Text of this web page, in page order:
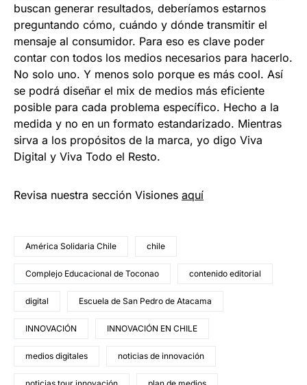
buscan generar resultados, deberíamos estarnos
preguntando cómo, cuándo y dónde transmitir el
mensaje al consumidor. Para eso es clave poder
contar con todos los medios necesarios para hacerlo.
No solo uno. Y menos solo porque es más cool. Así
se podrá diseñar el mix de medios más eficiente
posible para cada problema específico. Hecho a la
medida y no en un formato estandarizado. Mientras
sirva a los propósitos de la marca, yo digo Viva
Digital y Viva Todo el Resto.
Revisa nuestra sección Visiones aquí
América Solidaria Chile chile
Complejo Educacional de Toconao contenido editorial
digital Escuela de San Pedro de Atacama
INNOVACIÓN INNOVACIÓN EN CHILE
medios digitales noticias de innovación